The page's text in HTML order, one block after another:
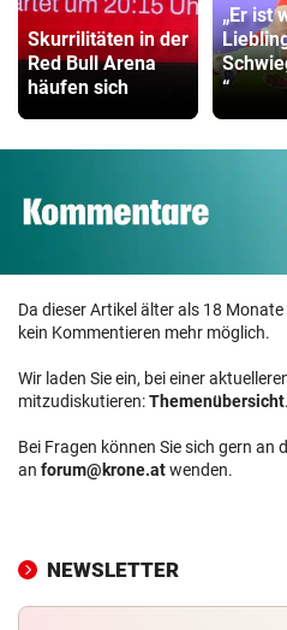
Skurrilitäten in der
Red Bull Arena
häufen sich
„Er ist
“
Da dieser Artikel älter als 18
kein Kommentieren mehr möglich.
Wir laden Sie ein, bei einer
mitzudiskutieren:Themenübersicht.
Bei Fragen können Sie sich gern an
an forum@krone.atwenden.
NEWSLETTER